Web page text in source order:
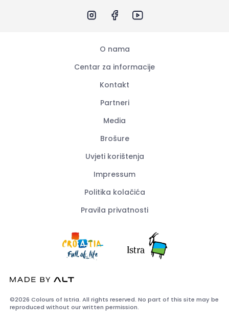
O nama
Centar za informacije
Kontakt
Partneri
Media
Brošure
Uvjeti korištenja
Impressum
Politika kolačića
Pravila privatnosti
©2026 Colours of Istria. All rights reserved. No part of this site may be
reproduced without our written permission.